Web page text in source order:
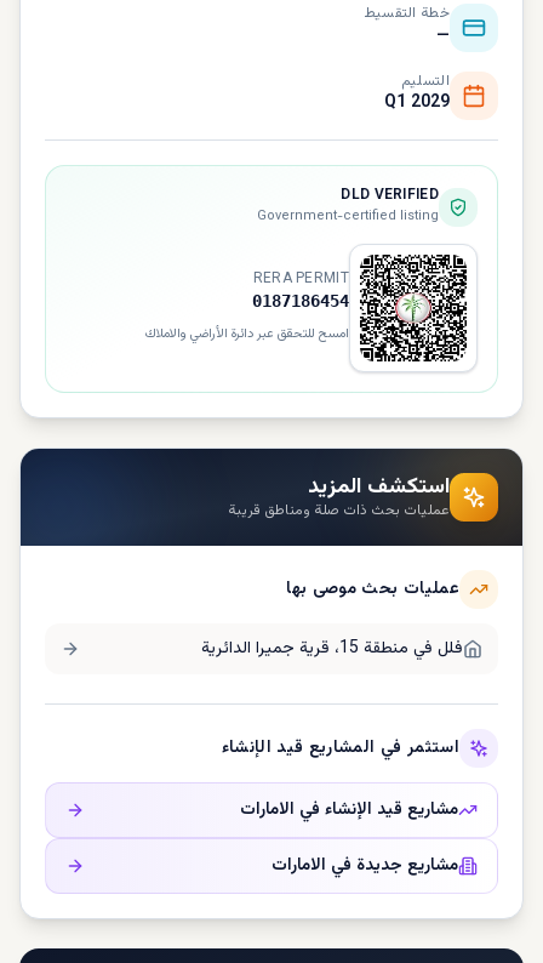
خطة التقسيط
—
التسليم
Q1 2029
DLD VERIFIED
Government-certified listing
RERA PERMIT
0187186454
امسح للتحقق عبر دائرة الأراضي والاملاك
استكشف المزيد
عمليات بحث ذات صلة ومناطق قريبة
عمليات بحث موصى بها
فلل في منطقة 15، قرية جميرا الدائرية
استثمر في المشاريع قيد الإنشاء
مشاريع قيد الإنشاء في الامارات
مشاريع جديدة في الامارات